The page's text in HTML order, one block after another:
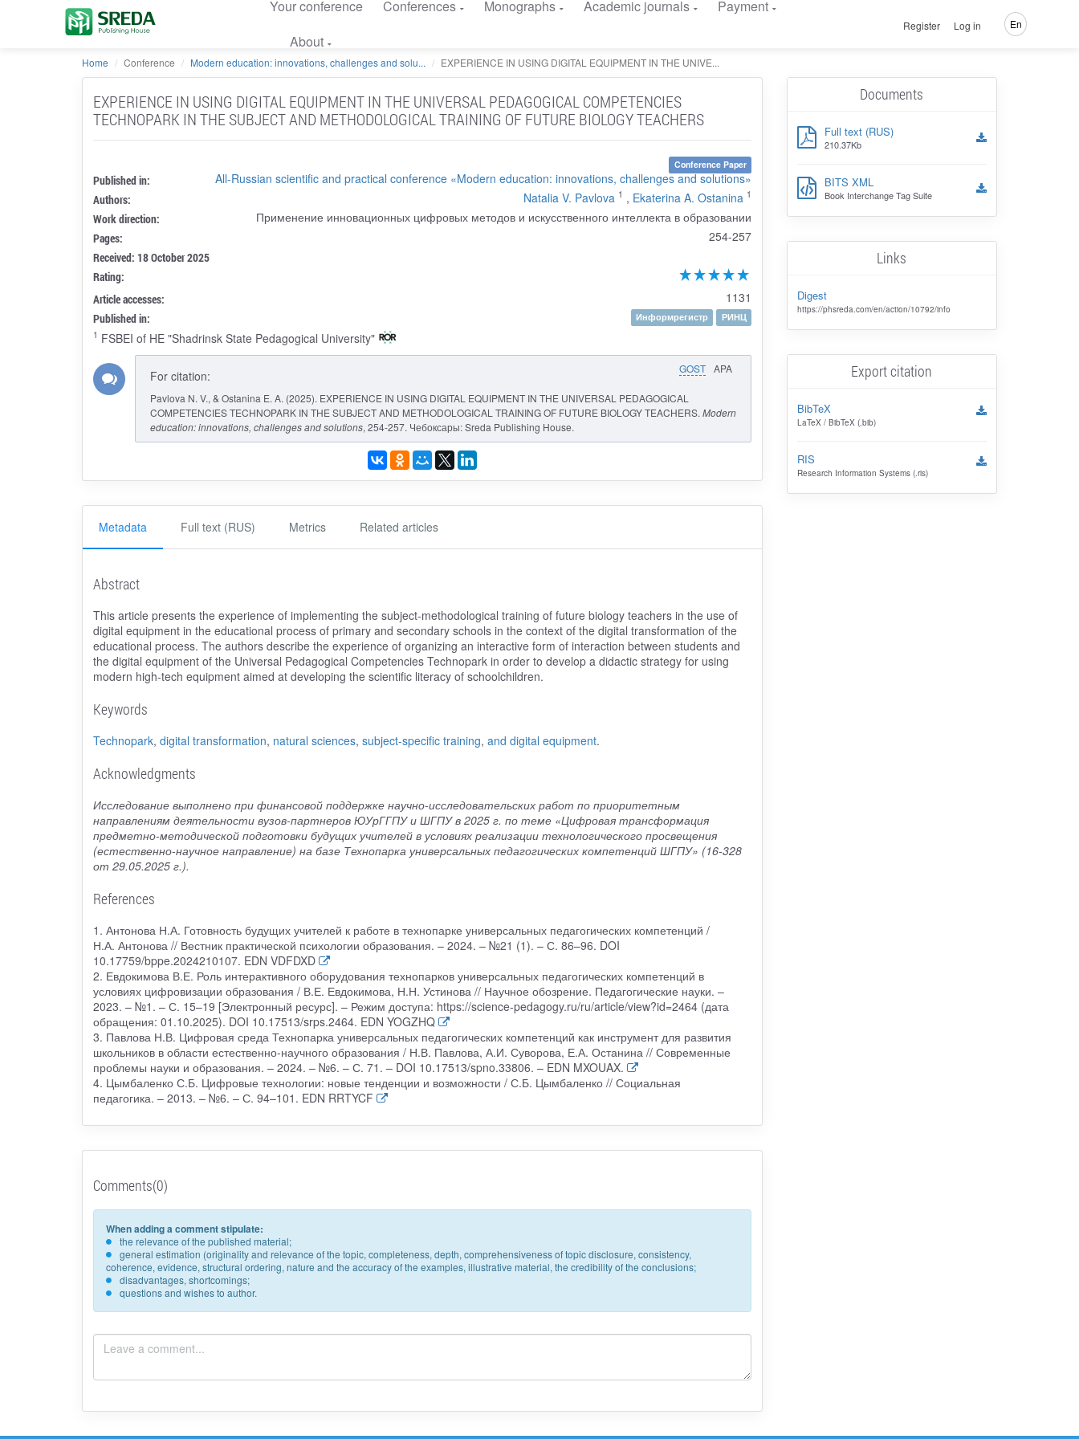
Your conference Conferences Monographs Academic journals
Payment
About
Register Log in En
Home Conference Modern education: innovations, challenges and solu... EXPERIENCE IN USING DIGITAL EQUIPMENT IN THE UNIVE...
EXPERIENCE IN USING DIGITAL EQUIPMENT IN THE UNIVERSAL PEDAGOGICAL COMPETENCIES
TECHNOPARK IN THE SUBJECT AND METHODOLOGICAL TRAINING OF FUTURE BIOLOGY TEACHERS
Conference Paper
Published in: All-Russian scientific and practical conference «Modern education: innovations, challenges and solutions»
Authors: Natalia V. Pavlova 1 , Ekaterina A. Ostanina 1
Work direction: Применение инновационных цифровых методов и искусственного интеллекта в образовании
Pages: 254-257
Received: 18 October 2025
Rating:
Article accesses:
1131
Published in: Информрегистр
РИНЦ
1 FSBEI of HE "Shadrinsk State Pedagogical University"
GOST APA
For citation:
Pavlova N. V., & Ostanina E. A. (2025). EXPERIENCE IN USING DIGITAL EQUIPMENT IN THE UNIVERSAL PEDAGOGICAL
COMPETENCIES TECHNOPARK IN THE SUBJECT AND METHODOLOGICAL TRAINING OF FUTURE BIOLOGY TEACHERS. Modern
education: innovations, challenges and solutions, 254-257. Чебоксары: Sreda Publishing House.
Metadata Full text (RUS) Metrics Related articles
Abstract
This article presents the experience of implementing the subject-methodological training of future biology teachers in the use of
digital equipment in the educational process of primary and secondary schools in the context of the digital transformation of the
educational process. The authors describe the experience of organizing an interactive form of interaction between students and
the digital equipment of the Universal Pedagogical Competencies Technopark in order to develop a didactic strategy for using
modern high-tech equipment aimed at developing the scientific literacy of schoolchildren.
Keywords
Technopark, digital transformation, natural sciences, subject-specific training, and digital equipment.
Acknowledgments
Исследование выполнено при финансовой поддержке научно-исследовательских работ по приоритетным
направлениям деятельности вузов-партнеров ЮУрГГПУ и ШГПУ в 2025 г. по теме «Цифровая трансформация
предметно-методической подготовки будущих учителей в условиях реализации технологического просвещения
(естественно-научное направление) на базе Технопарка универсальных педагогических компетенций ШГПУ» (16-328
от 29.05.2025 г.).
References
1. Антонова Н.А. Готовность будущих учителей к работе в технопарке универсальных педагогических компетенций /
Н.А. Антонова // Вестник практической психологии образования. – 2024. – №21 (1). – С. 86–96. DOI
10.17759/bppe.2024210107. EDN VDFDXD
2. Евдокимова В.Е. Роль интерактивного оборудования технопарков универсальных педагогических компетенций в
условиях цифровизации образования / В.Е. Евдокимова, Н.Н. Устинова // Научное обозрение. Педагогические науки. –
2023. – №1. – С. 15–19 [Электронный ресурс]. – Режим доступа: https://science-pedagogy.ru/ru/article/view?id=2464 (дата
обращения: 01.10.2025). DOI 10.17513/srps.2464. EDN YOGZHQ
3. Павлова Н.В. Цифровая среда Технопарка универсальных педагогических компетенций как инструмент для развития
школьников в области естественно-научного образования / Н.В. Павлова, А.И. Суворова, Е.А. Останина // Современные
проблемы науки и образования. – 2024. – №6. – С. 71. – DOI 10.17513/spno.33806. – EDN MXOUAX.
4. Цымбаленко С.Б. Цифровые технологии: новые тенденции и возможности / С.Б. Цымбаленко // Социальная
педагогика. – 2013. – №6. – С. 94–101. EDN RRTYCF
Comments(0)
When adding a comment stipulate:
the relevance of the published material;
general estimation (originality and relevance of the topic, completeness, depth, comprehensiveness of topic disclosure, consistency,
coherence, evidence, structural ordering, nature and the accuracy of the examples, illustrative material, the credibility of the conclusions;
disadvantages, shortcomings;
questions and wishes to author.
Documents
Full text (RUS)
210.37Kb
BITS XML
Book Interchange Tag Suite
Links
Digest
https://phsreda.com/en/action/10792/info
Export citation
BibTeX
LaTeX / BibTeX (.bib)
RIS
Research Information Systems (.ris)